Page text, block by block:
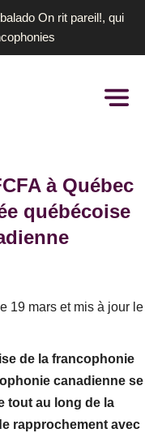
On rit pareil!, qui
à Québec
québécoise
19 mars et mis à jour le
de la francophonie
canadienne se
tout au long de la
rapprochement avec